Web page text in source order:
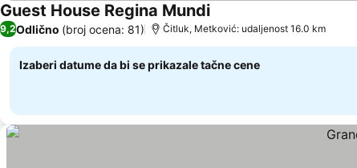
Guest House Regina MundiPogledaj cene
9,2Odlično (broj ocena: 81) Čitluk, Metković: udaljenost 16.0 km
Izaberi datume da bi se prikazale tačne cene